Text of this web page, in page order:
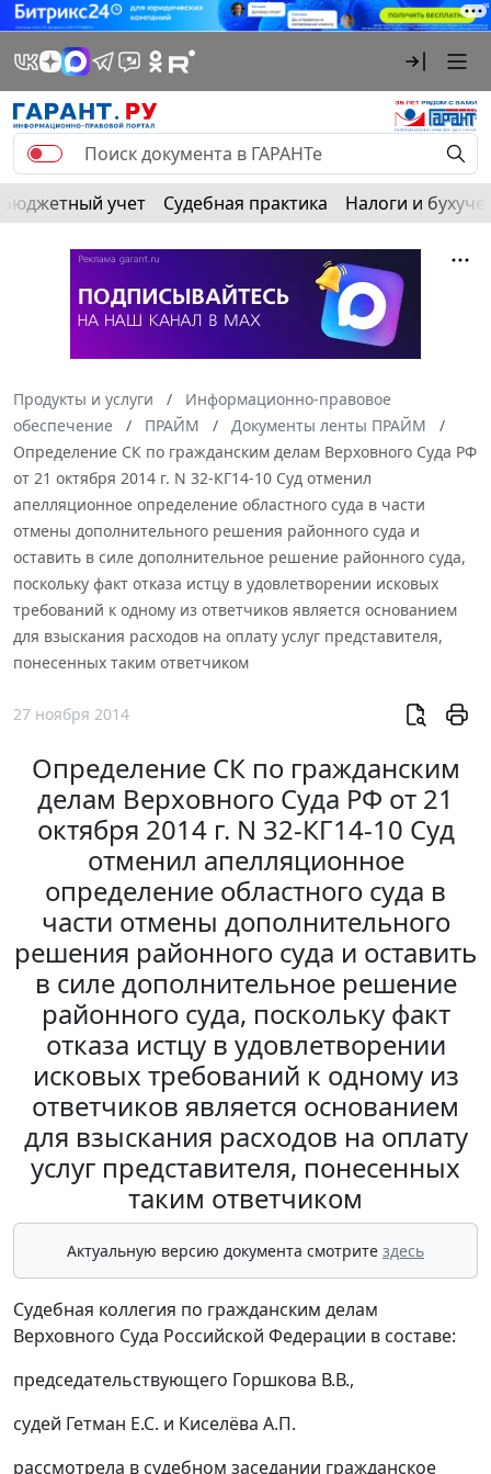
Бюджетный учет Судебная практика Налоги и
Продукты и услуги
Информационно-правовое
обеспечение
ПРАЙМ
Документы ленты ПРАЙМ
Определение СК по гражданским делам Верховного Суда РФ
от 21 октября 2014 г. N 32-КГ14-10 Суд отменил
апелляционное определение областного суда в части
отмены дополнительного решения районного суда и
оставить в силе дополнительное решение районного суда,
поскольку факт отказа истцу в удовлетворении исковых
требований к одному из ответчиков является основанием
для взыскания расходов на оплату услуг представителя,
понесенных таким ответчиком
27 ноября 2014
Определение СК по гражданским
делам Верховного Суда РФ от 21
октября 2014 г. N 32-КГ14-10 Суд
отменил апелляционное
определение областного суда в
части отмены дополнительного
решения районного суда и оставить
в силе дополнительное решение
районного суда, поскольку факт
отказа истцу в удовлетворении
исковых требований к одному из
ответчиков является основанием
для взыскания расходов на оплату
услуг представителя, понесенных
таким ответчиком
Актуальную версию документа смотрите здесь
Судебная коллегия по гражданским делам
Верховного Суда Российской Федерации в составе:
председательствующего Горшкова В.В.,
судей Гетман Е.С. и Киселёва А.П.
рассмотрела в судебном заседании гражданское